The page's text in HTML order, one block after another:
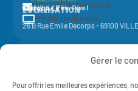
Gérer le
Pour offrir les meilleures expériences,
CONTACT
fanny.leguen@rhinsitu.fr
 Prendre rendez-vous
LOCALISATION
Elycoop - Pôle Pixel
26 B Rue Emile Decorps - 69100
SIREN 429 851 637 - NAF 7022Z -
Politique de
RH IN SITU - 2025 -